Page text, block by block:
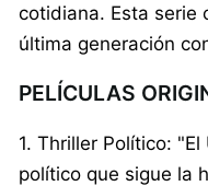
cotidiana. Esta serie
última generación
PELÍCULAS
1. Thriller Político:
político que sigue la